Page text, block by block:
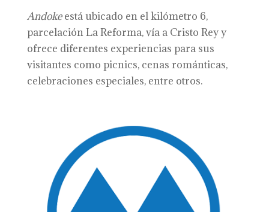
Andokeestá ubicado en el kilómetro 6,
parcelación La Reforma, vía a Cristo Rey y
ofrece diferentes experiencias para sus
visitantes como picnics, cenas románticas,
celebraciones especiales, entre otros.